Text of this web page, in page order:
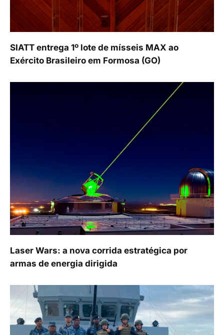
SIATT entrega 1º lote de mísseis MAX ao
Exército Brasileiro em Formosa (GO)
Laser Wars: a nova corrida estratégica por
armas de energia dirigida